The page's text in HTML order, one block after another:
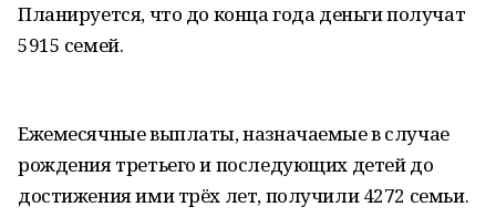
Планируется, что до конца года деньги получат
5915 семей.
Ежемесячные выплаты, назначаемые в случае
рождения третьего и последующих детей до
достижения ими трёх лет, получили 4272 семьи.